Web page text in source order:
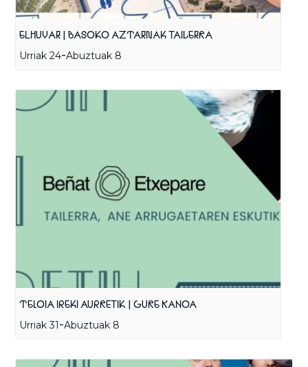
ELHUYAR | BASOKO AZTARNAK TAILERRA
Urriak 24-Abuztuak 8
TELOIA IREKI AURRETIK | GURE KANOA
Urriak 31 -Abuztuak 8